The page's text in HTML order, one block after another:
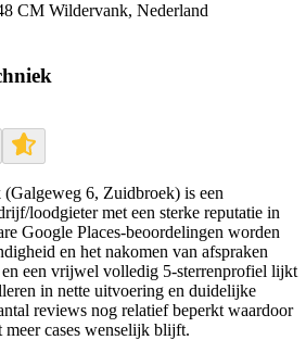
CM Wildervank, Nederland
6, Zuidbroek) is een
loodgieter met een sterke reputatie in
Google Places-beoordelingen worden
en het nakomen van afspraken
een vrijwel volledig 5-sterrenprofiel lijkt
in nette uitvoering en duidelijke
reviews nog relatief beperkt waardoor
cases wenselijk blijft.